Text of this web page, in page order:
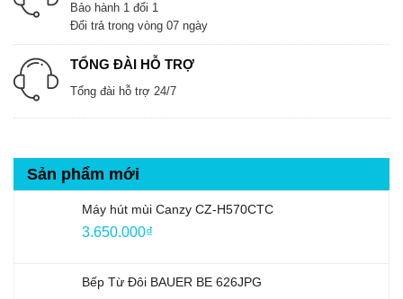
Bảo hành 1 đổi 1
Đổi trả trong vòng 07 ngày
TỔNG ĐÀI HỖ TRỢ
Tổng đài hỗ trợ 24/7
Sản phẩm mới
Máy hút mùi Canzy CZ-H570CTC
3.650.000₫
Bếp Từ Đôi BAUER BE 626JPG